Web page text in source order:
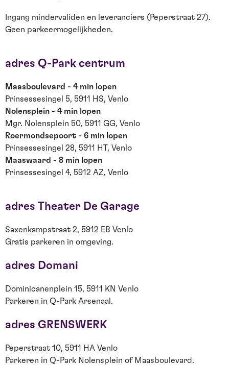
Ingang mindervaliden en leveranciers (Peperstraat 27).
Geen parkeermogelijkheden.
adres Q-Park centrum
Maasboulevard - 4 min lopen
Prinsessesingel 5, 5911 HS, Venlo
Nolensplein - 4 min lopen
Mgr. Nolensplein 50, 5911 GG, Venlo
Roermondsepoort - 6 min lopen
Prinsessesingel 28, 5911 HT, Venlo
Maaswaard - 8 min lopen
Prinsessesingel 4, 5912 AZ, Venlo
adres Theater De Garage
Saxenkampstraat 2, 5912 EB Venlo
Gratis parkeren in omgeving.
adres Domani
Dominicanenplein 15, 5911 KN Venlo
Parkeren in Q-Park Arsenaal.
adres GRENSWERK
Peperstraat 10, 5911 HA Venlo
Parkeren in Q-Park Nolensplein of Maasboulevard.